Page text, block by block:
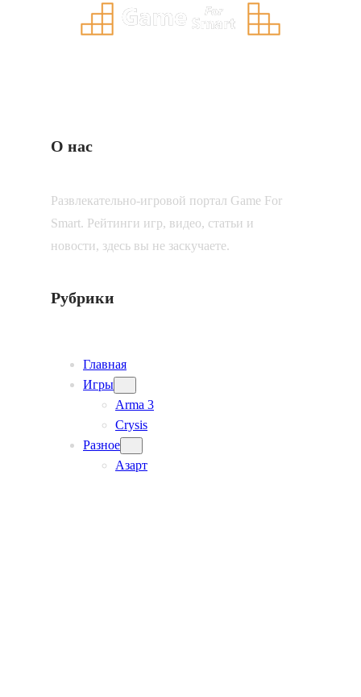
О нас
Развлекательно-игровой портал Game For
Smart. Рейтинги игр, видео, статьи и
новости, здесь вы не заскучаете.
Рубрики
Главная
Игры
Arma 3
Crysis
Разное
Азарт